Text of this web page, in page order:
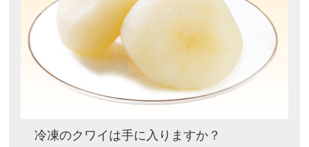
冷凍のクワイは手に入りますか？